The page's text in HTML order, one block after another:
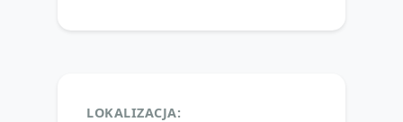
LOKALIZACJA: